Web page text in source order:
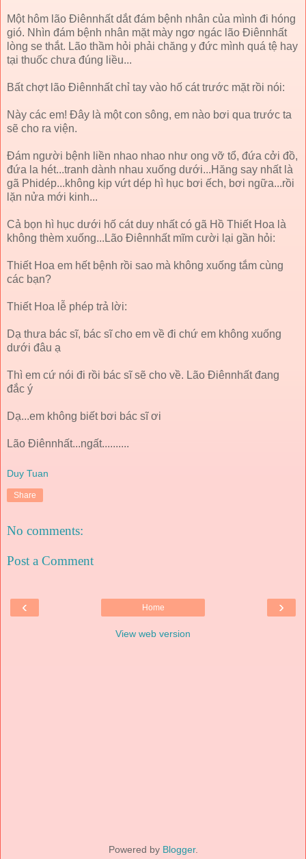
Một hôm lão Điênnhất dắt đám bệnh nhân của mình đi hóng
gió. Nhìn đám bệnh nhân mặt mày ngơ ngác lão Điênnhất
lòng se thắt. Lão thầm hỏi phải chăng y đức mình quá tệ hay
tại thuốc chưa đúng liều...
Bất chợt lão Điênnhất chỉ tay vào hố cát trước mặt rồi nói:
Này các em! Đây là một con sông, em nào bơi qua trước ta
sẽ cho ra viện.
Đám người bệnh liền nhao nhao như ong vỡ tổ, đứa cởi đồ,
đứa la hét...tranh dành nhau xuống dưới...Hăng say nhất là
gã Phidép...không kịp vứt dép hì hục bơi ếch, bơi ngữa...rồi
lặn nửa mới kinh...
Cả bọn hì hục dưới hố cát duy nhất có gã Hồ Thiết Hoa là
không thèm xuống...Lão Điênnhất mĩm cười lại gần hỏi:
Thiết Hoa em hết bệnh rồi sao mà không xuống tắm cùng
các bạn?
Thiết Hoa lễ phép trả lời:
Dạ thưa bác sĩ, bác sĩ cho em về đi chứ em không xuống
dưới đâu ạ
Thì em cứ nói đi rồi bác sĩ sẽ cho về. Lão Điênnhất đang
đắc ý
Dạ...em không biết bơi bác sĩ ơi
Lão Điênnhất...ngất..........
Duy Tuan
Share
No comments:
Post a Comment
‹ ›
Home
View web version
Powered by Blogger.